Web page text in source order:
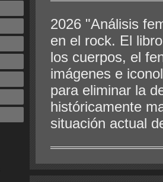
2026 "Análisis
en el rock. El
los cuerpos, el
imágenes e
para eliminar la
históricamente
situación actual